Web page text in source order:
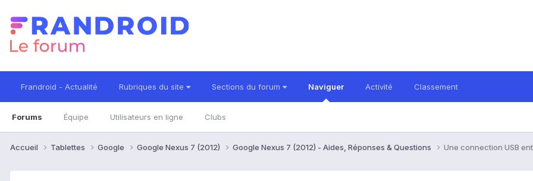
Frandroid - Actualité Rubriques du site Sections du forum Naviguer
Forums Équipe Utilisateurs en ligne Clubs
Activité Classement
Accueil Tablettes Google Google Nexus 7 (2012) Google Nexus 7 (2012) - Aides, Réponses & Questions Une connection USB